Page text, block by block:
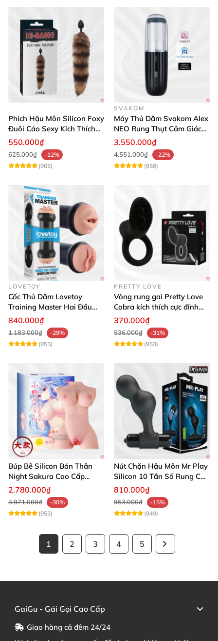
Phích Hậu Môn Silicon Foxy
Đuôi Cáo Sexy Kích Thích
Đỉnh Cao
550.000₫
625.000₫
-12%
(965)
SVAKOM
Máy Thủ Dâm Svakom Alex
NEO Rung Thụt Cảm Giác
Thật, App Điều Khiển
3.550.000₫
4.551.000₫
-22%
(958)
LOVETOY
Cốc Thủ Dâm Lovetoy
Training Master Hai Đầu
Siêu Thật, Tăng Khoái Cảm
840.000₫
1.183.000₫
-29%
(955)
PRETTY LOVE
Vòng rung gai Pretty Love
Cobra kích thích cực đỉnh
trải nghiệm
370.000₫
536.000₫
-31%
(953)
Búp Bê Silicon Bán Thân
Night Sakura Cao Cấp
Rung Đa Chức Năng
2.780.000₫
3.971.000₫
-30%
(953)
Nút Chặn Hậu Môn Mr Play
Silicon 10 Tần Số Rung Cao
Cấp
810.000₫
953.000₫
-15%
(949)
1 2 3 4 5
GaiGu - Gái Gọi Cao Cấp
Giao hàng cả đêm 24/24